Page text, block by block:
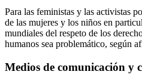
Para las feministas y las activistas
de las mujeres y los niños en
mundiales del respeto de los
humanos sea problemático, según
Medios de comunicación y